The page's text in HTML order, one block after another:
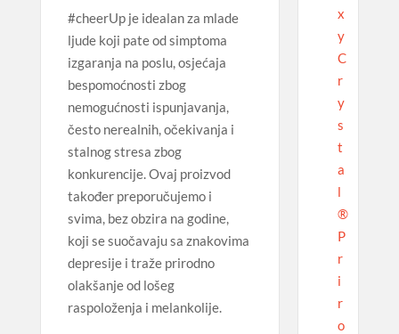
#cheerUp je idealan za mlade
ljude koji pate od simptoma
izgaranja na poslu, osjećaja
bespomoćnosti zbog
nemogućnosti ispunjavanja,
često nerealnih, očekivanja i
stalnog stresa zbog
konkurencije. Ovaj proizvod
također preporučujemo i
svima, bez obzira na godine,
koji se suočavaju sa znakovima
depresije i traže prirodno
olakšanje od lošeg
raspoloženja i melankolije.
x
y
C
r
y
s
t
a
l
®
P
r
i
r
o